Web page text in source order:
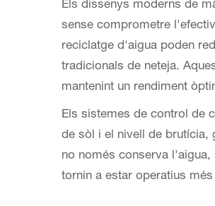
Els dissenys moderns de
sense comprometre
reciclatge d'aigua poden
tradicionals de neteja.
mantenint un rendiment
Els sistemes de control de
de sòl i el nivell de brutícia,
no només conserva
tornin a estar operatius